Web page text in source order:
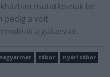
mutatkoznak be
pedig a volt
a gálaestet.
tábor nyári tábor